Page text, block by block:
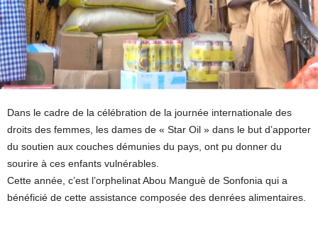
Dans le cadre de la célébration de la journée internationale des
droits des femmes, les dames de « Star Oil » dans le but d’apporter
du soutien aux couches démunies du pays, ont pu donner du
sourire à ces enfants vulnérables.
Cette année, c’est l’orphelinat Abou Manguè de Sonfonia qui a
bénéficié de cette assistance composée des denrées alimentaires.